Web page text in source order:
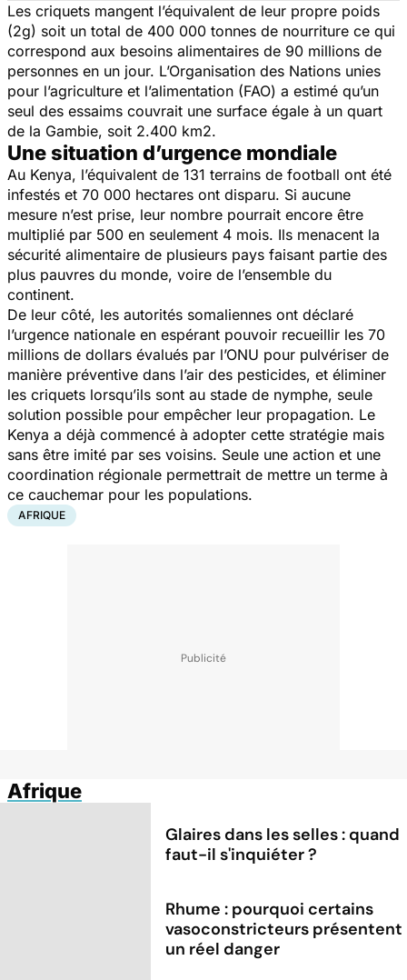
Les criquets mangent l’équivalent de leur propre poids
(2g) soit un total de 400 000 tonnes de nourriture ce qui
correspond aux besoins alimentaires de 90 millions de
personnes en un jour. L’Organisation des Nations unies
pour l’agriculture et l’alimentation (FAO) a estimé qu’un
seul des essaims couvrait une surface égale à un quart
de la Gambie, soit 2.400 km2.
Une situation d’urgence mondiale
Au Kenya, l’équivalent de 131 terrains de football ont été
infestés et 70 000 hectares ont disparu. Si aucune
mesure n’est prise, leur nombre pourrait encore être
multiplié par 500 en seulement 4 mois. Ils menacent la
sécurité alimentaire de plusieurs pays faisant partie des
plus pauvres du monde, voire de l’ensemble du
continent.
De leur côté, les autorités somaliennes ont déclaré
l’urgence nationale en espérant pouvoir recueillir les 70
millions de dollars évalués par l’ONU pour pulvériser de
manière préventive dans l’air des pesticides, et éliminer
les criquets lorsqu’ils sont au stade de nymphe, seule
solution possible pour empêcher leur propagation. Le
Kenya a déjà commencé à adopter cette stratégie mais
sans être imité par ses voisins. Seule une action et une
coordination régionale permettrait de mettre un terme à
ce cauchemar pour les populations.
AFRIQUE
Afrique
Glaires dans les selles : quand
faut-il s'inquiéter ?
Rhume : pourquoi certains
vasoconstricteurs présentent
un réel danger